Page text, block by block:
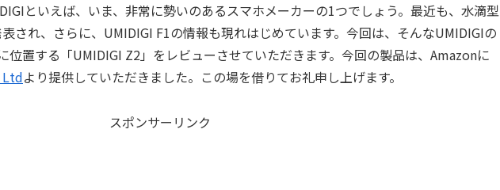
といえば、いま、非常に勢いのあるスマホメーカーの1つでしょう。最近も、水滴型
され、さらに、UMIDIGI F1の情報も現れはじめています。今回は、そんなUMIDIGIの
位置する「UMIDIGI Z2」をレビューさせていただきます。今回の製品は、Amazonに
Ltdより提供していただきました。この場を借りてお礼申し上げます。
スポンサーリンク